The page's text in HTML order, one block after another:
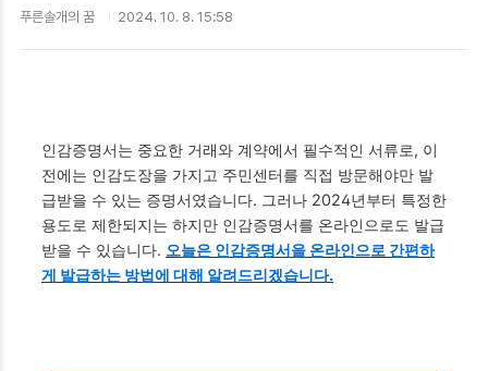
푸른솔개의 꿈 2024. 10. 8. 15:58
인감증명서는 중요한 거래와 계약에서 필수적인 서류로, 이
전에는 인감도장을 가지고 주민센터를 직접 방문해야만 발
급받을 수 있는 증명서였습니다. 그러나 2024년부터 특정한
용도로 제한되지는 하지만 인감증명서를 온라인으로도 발급
받을 수 있습니다. 오늘은 인감증명서을 온라인으로 간편하
게 발급하는 방법에 대해 알려드리겠습니다.